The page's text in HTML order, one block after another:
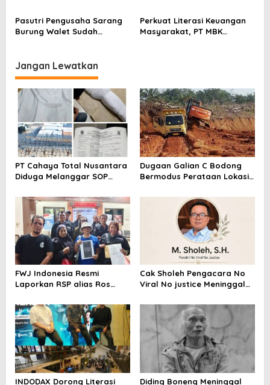
Sentimen Pasar
Pasutri Pengusaha Sarang
Burung Walet Sudah
Segera Lakukan Penahanan
Perkuat Literasi Keuangan
Masyarakat, PT MBK
Jangan Lewatkan
PT Cahaya Total Nusantara
Diduga Melanggar SOP
Kerja Hingga meninggal
Dunia, Kluarga Korban
Merasa Di abaikan
Dugaan Galian C Bodong
Bermodus Perataan Lokasi
Riau Akan Tinjauan Lokasi
FWJ Indonesia Resmi
Laporkan RSP alias Ros
Cak Sholeh Pengacara No
Viral No justice Meninggal
INDODAX Dorong Literasi Diding Boneng Meninggal